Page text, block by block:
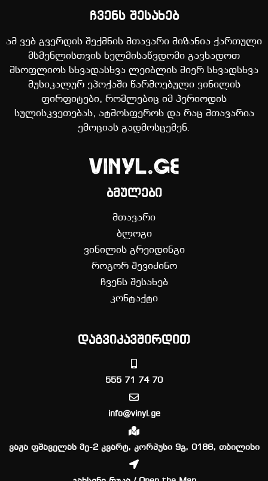
ჩვენს შესახებ
ამ ვებ გვერდის შექმნის მთავარი მიზანია ქართული
მსმენლისთვის ხელმისაწვდომი გავხადოთ
მსოფლიოს სხვადასხვა ლეიბლის მიერ სხვადსხვა
მუსიკალურ ეპოქაში წარმოებული ვინილის
ფირფიტები, რომლებიც იმ პერიოდის
სულისკვეთებას, ატმოსფეროს და რაც მთავარია
ემოციას გადმოსცემენ.
ბმულები
მთავარი
ბლოგი
ვინილის გრეიდინგი
როგორ შევიძინო
ჩვენს შესახებ
კონტაქტი
დაგვიკავშირდით
555 71 74 70
info@vinyl.ge
ვაჟა ფშაველას მე-2 კვარტ, კორპუსი 9გ, 0186, თბილისი